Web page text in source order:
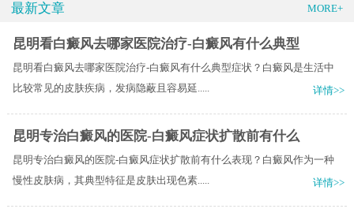
最新文章 MORE+
昆明看白癜风去哪家医院治疗-白癜风有什么典型
昆明看白癜风去哪家医院治疗-白癜风有什么典型症状？白癜风是生活中
比较常见的皮肤疾病，发病隐蔽且容易延.....
详情>>
昆明专治白癜风的医院-白癜风症状扩散前有什么
昆明专治白癜风的医院-白癜风症状扩散前有什么表现？白癜风作为一种
慢性皮肤病，其典型特征是皮肤出现色素.....
详情>>